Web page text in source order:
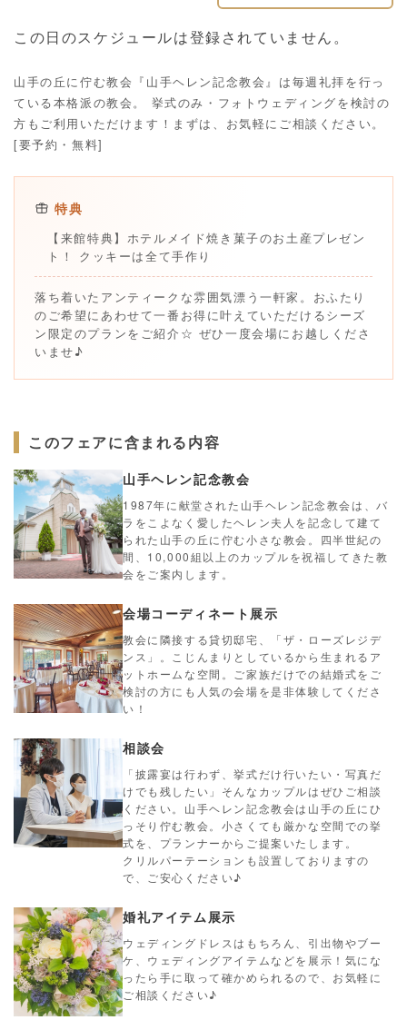
この日のスケジュールは登録されていません。
山手の丘に佇む教会『山手ヘレン記念教会』は毎週礼拝を行っ
ている本格派の教会。 挙式のみ・フォトウェディングを検討の
方もご利用いただけます！まずは、お気軽にご相談ください。
[要予約・無料]
特典
【来館特典】ホテルメイド焼き菓子のお土産プレゼン
ト！ クッキーは全て手作り
落ち着いたアンティークな雰囲気漂う一軒家。おふたり
のご希望にあわせて一番お得に叶えていただけるシーズ
ン限定のプランをご紹介☆ ぜひ一度会場にお越しくださ
いませ♪
このフェアに含まれる内容
山手ヘレン記念教会
1987年に献堂された山手ヘレン記念教会は、バ
ラをこよなく愛したヘレン夫人を記念して建て
られた山手の丘に佇む小さな教会。四半世紀の
間、10,000組以上のカップルを祝福してきた教
会をご案内します。
会場コーディネート展示
教会に隣接する貸切邸宅、「ザ・ローズレジデ
ンス」。こじんまりとしているから生まれるア
ットホームな空間。ご家族だけでの結婚式をご
検討の方にも人気の会場を是非体験してくださ
い！
相談会
「披露宴は行わず、挙式だけ行いたい・写真だ
けでも残したい」そんなカップルはぜひご相談
ください。山手ヘレン記念教会は山手の丘にひ
っそり佇む教会。小さくても厳かな空間での挙
式を、プランナーからご提案いたします。
クリルパーテーションも設置しておりますの
で、ご安心ください♪
婚礼アイテム展示
ウェディングドレスはもちろん、引出物やブー
ケ、ウェディングアイテムなどを展示！気にな
ったら手に取って確かめられるので、お気軽に
ご相談ください♪